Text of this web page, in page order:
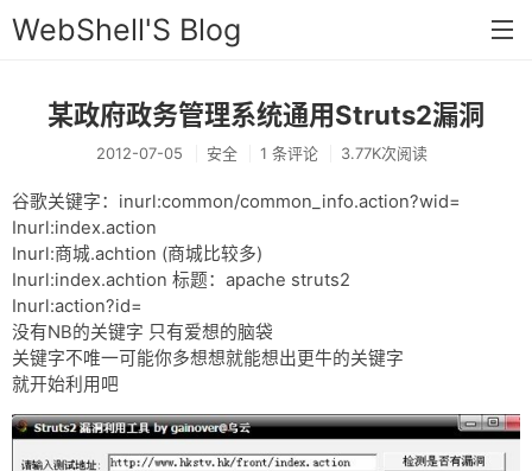
WebShell'S Blog
首页
分类
安全
新闻
工具
链接
某政府政务管理系统通用Struts2漏洞
2012-07-05 安全 1 条评论 3.77K次阅读
谷歌关键字：inurl:common/common_info.action?wid=
Inurl:index.action
Inurl:商城.achtion (商城比较多)
Inurl:index.achtion 标题：apache struts2
Inurl:action?id=
没有NB的关键字 只有爱想的脑袋
关键字不唯一可能你多想想就能想出更牛的关键字
就开始利用吧